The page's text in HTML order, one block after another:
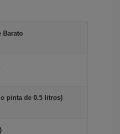
Barato
pinta de 0.5 litros)